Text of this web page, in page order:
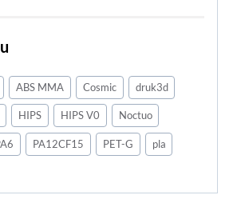
ABS MMA Cosmic druk3d
HIPS HIPS V0 Noctuo
PA12CF15 PET-G pla